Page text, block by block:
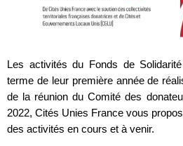
Les activités du Fonds de
terme de leur première année de
de la réunion du Comité des
2022, Cités Unies France vous
des activités en cours et à venir.